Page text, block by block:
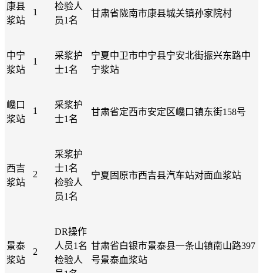
康县
浆站
1
检验人
员1名
甘肃省陇南市康县城关镇孙家院村
中宁
浆站
1
采浆护
士1名
宁夏中卫市中宁县宁安北街振兴东路中
宁浆站
巉口
浆站
1
采浆护
士1名
甘肃省定西市安定区巉口镇东街158号
西吉
浆站
2
采浆护
士1名
检验人
员1名
宁夏固原市西吉县汽车站对面血浆站
景泰
浆站
2
DR操作
人员1名
检验人
甘肃省白银市景泰县一条山镇南山路397
号景泰血浆站